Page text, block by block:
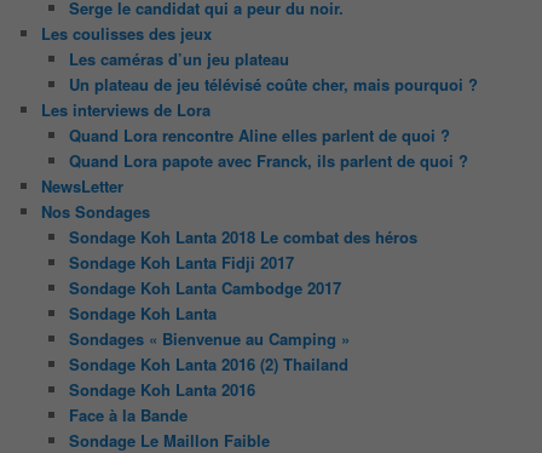
Serge le candidat qui a peur du noir.
Les coulisses des jeux
Les caméras d’un jeu plateau
Un plateau de jeu télévisé coûte cher, mais pourquoi ?
Les interviews de Lora
Quand Lora rencontre Aline elles parlent de quoi ?
Quand Lora papote avec Franck, ils parlent de quoi ?
NewsLetter
Nos Sondages
Sondage Koh Lanta 2018 Le combat des héros
Sondage Koh Lanta Fidji 2017
Sondage Koh Lanta Cambodge 2017
Sondage Koh Lanta
Sondages « Bienvenue au Camping »
Sondage Koh Lanta 2016 (2) Thailand
Sondage Koh Lanta 2016
Face à la Bande
Sondage Le Maillon Faible